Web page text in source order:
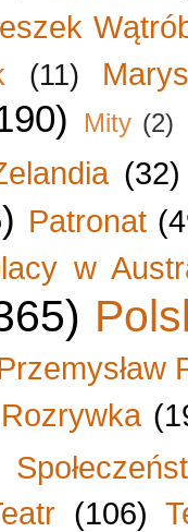
(11)
Mity (2)
(32)
Patronat
w
Rozrywka
(106)